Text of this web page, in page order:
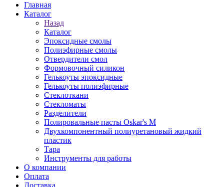
Главная
Каталог
Назад
Каталог
Эпоксидные смолы
Полиэфирные смолы
Отвердители смол
Формовочный силикон
Гелькоуты эпоксидные
Гелькоуты полиэфирные
Стеклоткани
Стекломаты
Разделители
Полировальные пасты Oskar's M
Двухкомпонентный полиуретановый жидкий
пластик
Тара
Инструменты для работы
О компании
Оплата
Доставка